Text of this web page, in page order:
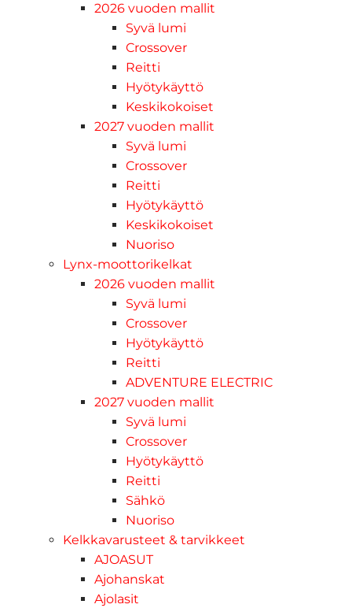
2026 vuoden mallit
Syvä lumi
Crossover
Reitti
Hyötykäyttö
Keskikokoiset
2027 vuoden mallit
Syvä lumi
Crossover
Reitti
Hyötykäyttö
Keskikokoiset
Nuoriso
Lynx-moottorikelkat
2026 vuoden mallit
Syvä lumi
Crossover
Hyötykäyttö
Reitti
ADVENTURE ELECTRIC
2027 vuoden mallit
Syvä lumi
Crossover
Hyötykäyttö
Reitti
Sähkö
Nuoriso
Kelkkavarusteet & tarvikkeet
AJOASUT
Ajohanskat
Ajolasit